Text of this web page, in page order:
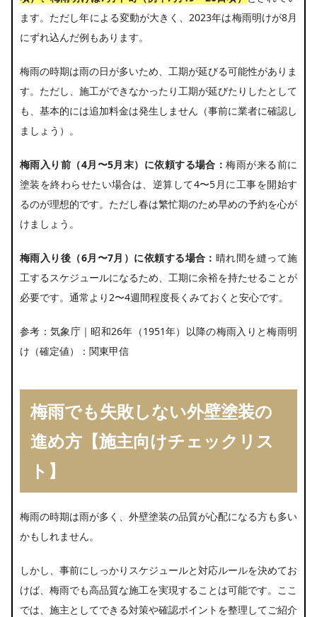
ます。ただし年による変動が大きく、2023年は梅雨明けが8月
にずれ込んだ例もあります。
梅雨の時期は雨の日が多いため、工期が延びる可能性がありま
す。ただし、施工ができなかったり工期が延びたりしたとして
も、基本的には追加料金は発生しません（事前に業者に確認し
ましょう）。
梅雨入り前（4月〜5月末）に依頼する場合：梅雨が来る前に
塗装を終わらせたい場合は、逆算して4〜5月に工事を開始す
るのが理想的です。ただし春は繁忙期のため早めの予約を心が
けましょう。
梅雨入り後（6月〜7月）に依頼する場合： 晴れ間を縫って施
工するスケジュールになるため、工期に余裕を持たせることが
必要です。通常より2〜4週間程度長くみておくと安心です。
参考： 気象庁｜昭和26年（1951年）以降の梅雨入りと梅雨明
け（確定値）：関東甲信
梅雨でも失敗しない外壁塗装の
進め方【施主向けチェックリス
ト】
梅雨の時期は雨が多く、外壁塗装の品質が心配になる方も多い
かもしれません。
しかし、事前にしっかりスケジュールと対応ルールを決めてお
けば、梅雨でも高品質な施工を実現することは可能です。ここ
では、施主としてできる対策や確認ポイントを整理してご紹介